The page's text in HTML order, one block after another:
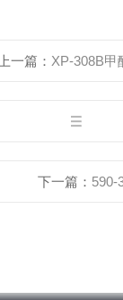
上一篇： XP-308B甲
下一篇： 590-